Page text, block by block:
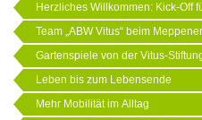
Herzliches Willkommen: Kick-Off
Team „ABW Vitus“ beim
Gartenspiele von der Vitus-
Leben bis zum Lebensende
Mehr Mobilität im Alltag